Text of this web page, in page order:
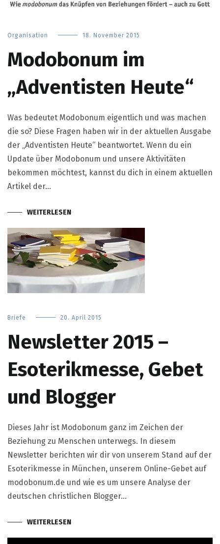
Organisation 18. November 2015
Modobonum im
„Adventisten Heute“
Was bedeutet Modobonum eigentlich und was machen
die so? Diese Fragen haben wir in der aktuellen Ausgabe
der „Adventisten Heute“ beantwortet. Wenn du ein
Update über Modobonum und unsere Aktivitäten
bekommen möchtest, kannst du dich in einem aktuellen
Artikel der…
WEITERLESEN
Briefe 20. April 2015
Newsletter 2015 –
Esoterikmesse, Gebet
und Blogger
Dieses Jahr ist Modobonum ganz im Zeichen der
Beziehung zu Menschen unterwegs. In diesem
Newsletter berichten wir dir von unserem Stand auf der
Esoterikmesse in München, unserem Online-Gebet auf
modobonum.de und wie es um unsere Analyse der
deutschen christlichen Blogger…
WEITERLESEN